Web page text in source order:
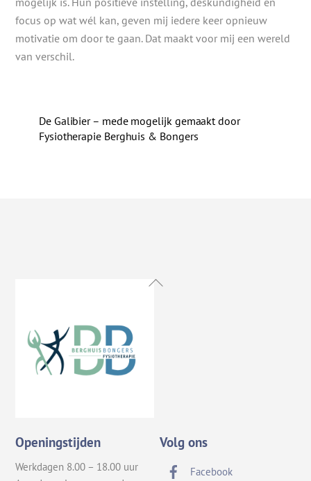
focus op wat wél kan, geven mij iedere keer opnieuw
motivatie om door te gaan. Dat maakt voor mij een wereld
van verschil.
De Galibier – mede mogelijk gemaakt door
Fysiotherapie Berghuis & Bongers
Back
Openingstijden
Werkdagen 8.00 – 18.00 uur
Volg ons
Facebook